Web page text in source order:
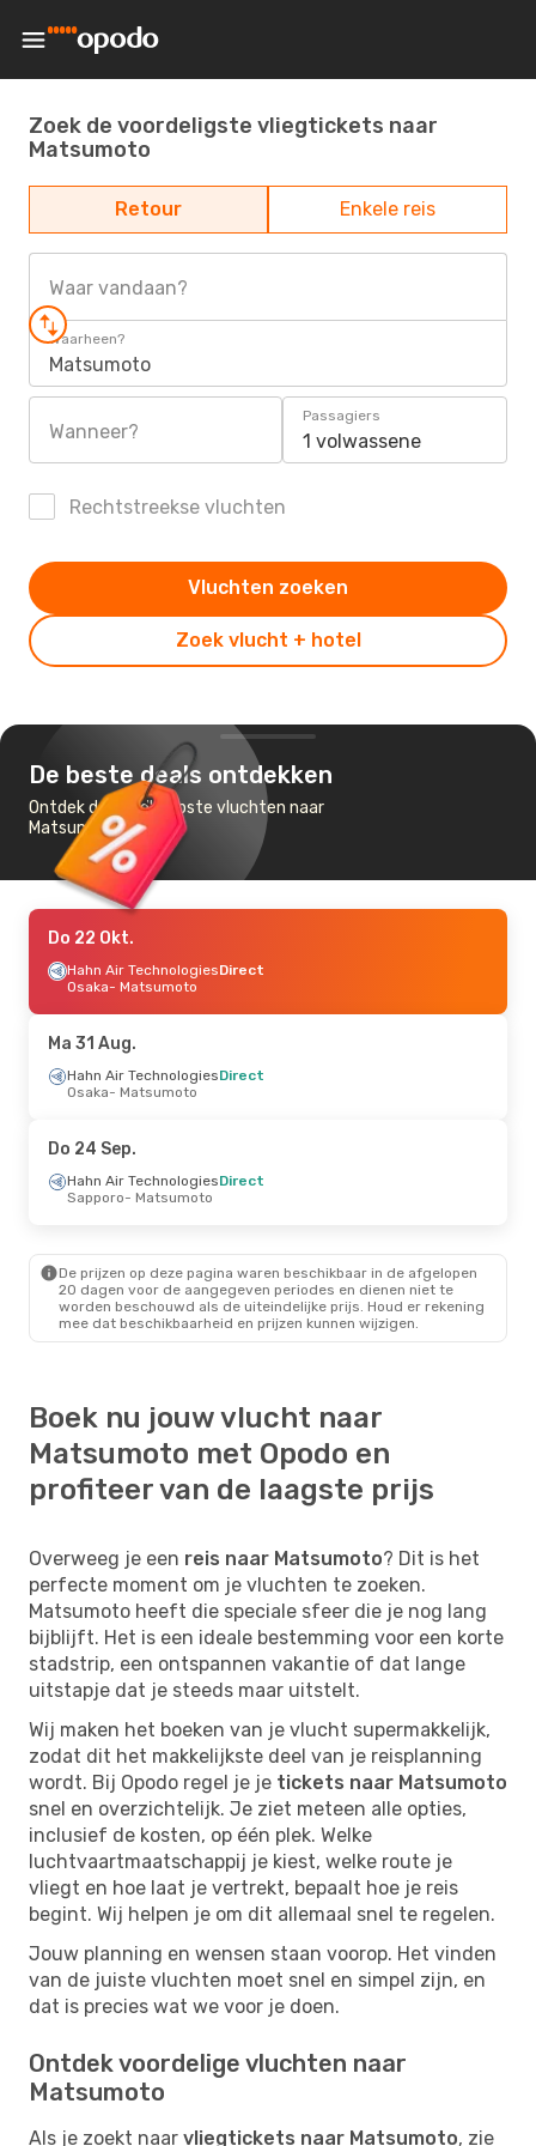
Zoek de voordeligste vliegtickets naar
Matsumoto
Retour Enkele reis
Waar vandaan?
Waarheen?
Matsumoto
Wanneer?
Passagiers
1 volwassene
Rechtstreekse vluchten
Zoek vlucht + hotel
Vluchten zoeken
De beste deals ontdekken
Ontdek de goedkoopste vluchten naar
Matsumoto
Do 22 Okt.
Hahn Air TechnologiesDirect
Osaka- Matsumoto
Ma 31 Aug.
Hahn Air TechnologiesDirect
Osaka- Matsumoto
Do 24 Sep.
Hahn Air TechnologiesDirect
Sapporo- Matsumoto
De prijzen op deze pagina waren beschikbaar in de afgelopen
20 dagen voor de aangegeven periodes en dienen niet te
worden beschouwd als de uiteindelijke prijs. Houd er rekening
mee dat beschikbaarheid en prijzen kunnen wijzigen.
Boek nu jouw vlucht naar
Matsumoto met Opodo en
profiteer van de laagste prijs
Overweeg je een reis naar Matsumoto? Dit is het
perfecte moment om je vluchten te zoeken.
Matsumoto heeft die speciale sfeer die je nog lang
bijblijft. Het is een ideale bestemming voor een korte
stadstrip, een ontspannen vakantie of dat lange
uitstapje dat je steeds maar uitstelt.
Wij maken het boeken van je vlucht supermakkelijk,
zodat dit het makkelijkste deel van je reisplanning
wordt. Bij Opodo regel je je tickets naar Matsumoto
snel en overzichtelijk. Je ziet meteen alle opties,
inclusief de kosten, op één plek. Welke
luchtvaartmaatschappij je kiest, welke route je
vliegt en hoe laat je vertrekt, bepaalt hoe je reis
begint. Wij helpen je om dit allemaal snel te regelen.
Jouw planning en wensen staan voorop. Het vinden
van de juiste vluchten moet snel en simpel zijn, en
dat is precies wat we voor je doen.
Ontdek voordelige vluchten naar
Matsumoto
Als je zoekt naar vliegtickets naar Matsumoto, zie